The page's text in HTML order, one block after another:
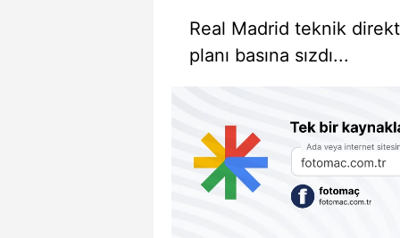
Real Madrid teknik
planı basına sızdı...